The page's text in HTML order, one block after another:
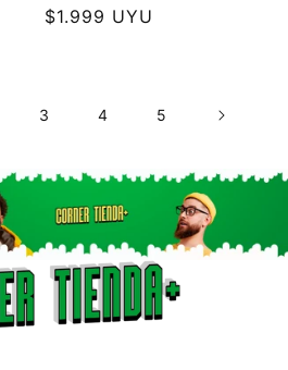
Precio
$1.999 UYU
3 4 5